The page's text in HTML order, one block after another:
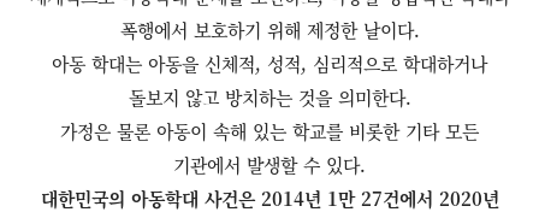
폭행에서 보호하기 위해 제정한 날이다.
아동 학대는 아동을 신체적, 성적, 심리적으로 학대하거나
돌보지 않고 방치하는 것을 의미한다.
가정은 물론 아동이 속해 있는 학교를 비롯한 기타 모든
기관에서 발생할 수 있다.
대한민국의 아동학대 사건은 2014년 1만 27건에서 2020년